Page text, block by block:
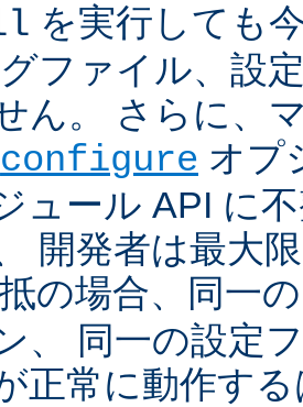
を実行しても
グファイル、設
ん。 さらに、
configure オプ
ュール API に
開発者は最大
の場合、同一
、 同一の設定
正常に動作す